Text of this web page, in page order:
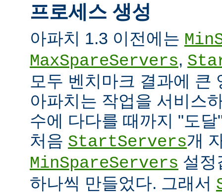
프로세스 생성
아파치 1.3 이전에는
MaxSpareServers,
모두 벤치마크 결과에 큰
아파치는 작업을 서비스
수에 다다를 때까지 "도
처음 StartServers개
MinSpareServers 설정
하나씩 만들었다. 그래서